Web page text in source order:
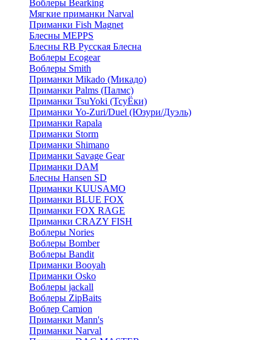
Воблеры Bearking
Мягкие приманки Narval
Приманки Fish Magnet
Блесны MEPPS
Блесны RB Русская Блесна
Воблеры Ecogear
Воблеры Smith
Приманки Mikado (Микадо)
Приманки Palms (Палмс)
Приманки TsuYoki (ТсуЁки)
Приманки Yo-Zuri/Duel (Юзури/Дуэль)
Приманки Rapala
Приманки Storm
Приманки Shimano
Приманки Savage Gear
Приманки DAM
Блесны Hansen SD
Приманки KUUSAMO
Приманки BLUE FOX
Приманки FOX RAGE
Приманки CRAZY FISH
Воблеры Nories
Воблеры Bomber
Воблеры Bandit
Приманки Booyah
Приманки Osko
Воблеры jackall
Воблеры ZipBaits
Воблер Camion
Приманки Mann's
Приманки Narval